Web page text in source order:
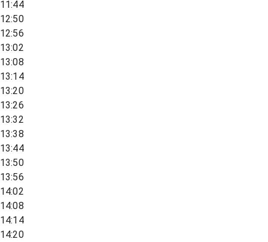
11:44
12:50
12:56
13:02
13:08
13:14
13:20
13:26
13:32
13:38
13:44
13:50
13:56
14:02
14:08
14:14
14:20